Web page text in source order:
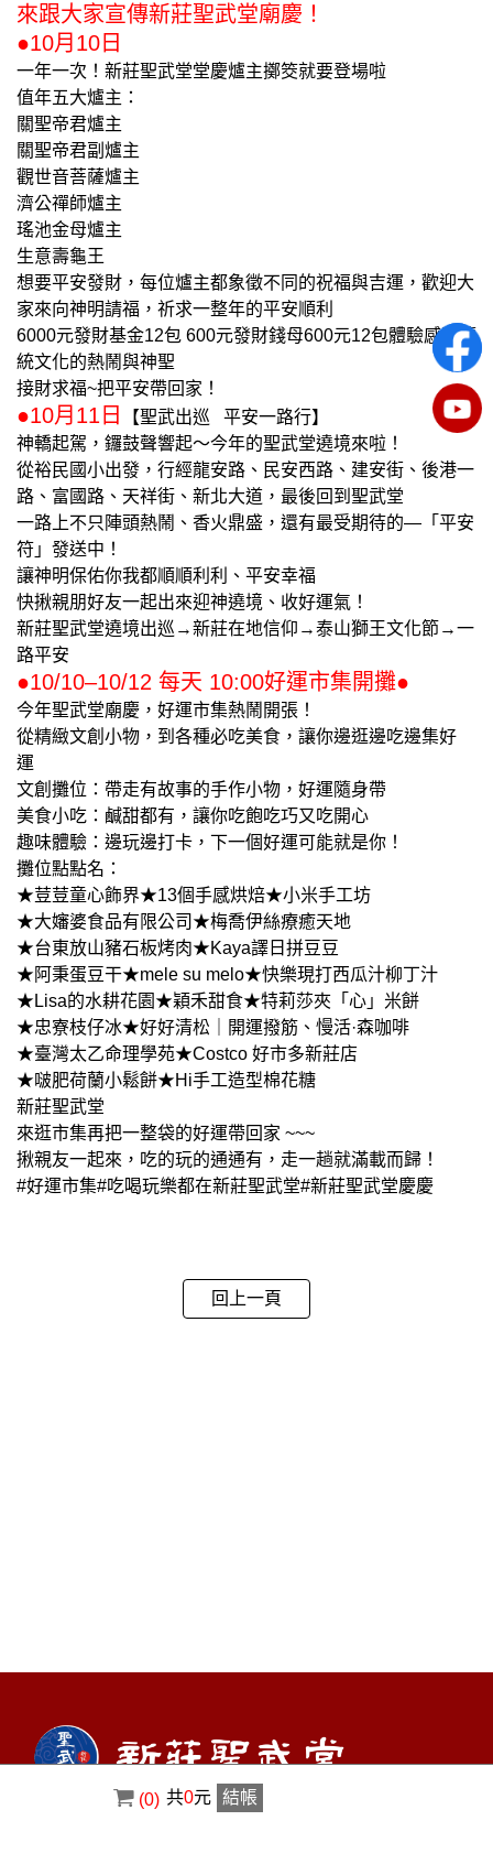
來跟大家宣傳新莊聖武堂廟慶！
●10月10日
一年一次！新莊聖武堂堂慶爐主擲筊就要登場啦
值年五大爐主：
關聖帝君爐主
關聖帝君副爐主
觀世音菩薩爐主
濟公禪師爐主
瑤池金母爐主
生意壽龜王
想要平安發財，每位爐主都象徵不同的祝福與吉運，歡迎大
家來向神明請福，祈求一整年的平安順利
6000元發財基金12包 600元發財錢母600元12包體驗感受傳
統文化的熱鬧與神聖
接財求福~把平安帶回家！
●10月11日
【聖武出巡 平安一路行】
神轎起駕，鑼鼓聲響起～今年的聖武堂遶境來啦！
從裕民國小出發，行經龍安路、民安西路、建安街、後港一
路、富國路、天祥街、新北大道，最後回到聖武堂
一路上不只陣頭熱鬧、香火鼎盛，還有最受期待的—「平安
符」發送中！
讓神明保佑你我都順順利利、平安幸福
快揪親朋好友一起出來迎神遶境、收好運氣！
新莊聖武堂遶境出巡→新莊在地信仰→泰山獅王文化節→一
路平安
●10/10–10/12 每天 10:00好運市集開攤●
今年聖武堂廟慶，好運市集熱鬧開張！
從精緻文創小物，到各種必吃美食，讓你邊逛邊吃邊集好
運
文創攤位：帶走有故事的手作小物，好運隨身帶
美食小吃：鹹甜都有，讓你吃飽吃巧又吃開心
趣味體驗：邊玩邊打卡，下一個好運可能就是你！
攤位點點名：
★荳荳童心飾界★13個手感烘焙★小米手工坊
★大嬸婆食品有限公司★梅喬伊絲療癒天地
★台東放山豬石板烤肉★Kaya譯日拼豆豆
★阿秉蛋豆干★mele su melo★快樂現打西瓜汁柳丁汁
★Lisa的水耕花園★穎禾甜食★特莉莎夾「心」米餅
★忠寮枝仔冰★好好清松｜開運撥筋、慢活·森咖啡
★臺灣太乙命理學苑★Costco 好市多新莊店
★啵肥荷蘭小鬆餅★Hi手工造型棉花糖
新莊聖武堂
來逛市集再把一整袋的好運帶回家 ~~~
揪親友一起來，吃的玩的通通有，走一趟就滿載而歸！
#好運市集#吃喝玩樂都在新莊聖武堂#新莊聖武堂慶慶
回上一頁
(0) 共0元 結帳